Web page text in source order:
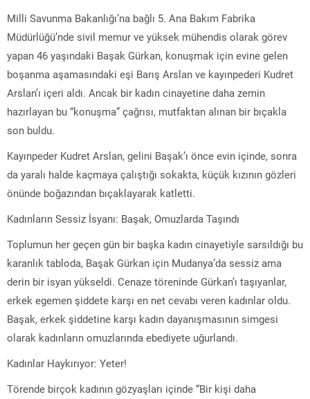
Milli Savunma Bakanlığı’na bağlı 5. Ana Bakım Fabrika
Müdürlüğü’nde sivil memur ve yüksek mühendis olarak görev
yapan 46 yaşındaki Başak Gürkan, konuşmak için evine gelen
boşanma aşamasındaki eşi Barış Arslan ve kayınpederi Kudret
Arslan’ı içeri aldı. Ancak bir kadın cinayetine daha zemin
hazırlayan bu “konuşma” çağrısı, mutfaktan alınan bir bıçakla
son buldu.
Kayınpeder Kudret Arslan, gelini Başak’ı önce evin içinde, sonra
da yaralı halde kaçmaya çalıştığı sokakta, küçük kızının gözleri
önünde boğazından bıçaklayarak katletti.
Kadınların Sessiz İsyanı: Başak, Omuzlarda Taşındı
Toplumun her geçen gün bir başka kadın cinayetiyle sarsıldığı bu
karanlık tabloda, Başak Gürkan için Mudanya’da sessiz ama
derin bir isyan yükseldi. Cenaze töreninde Gürkan’ı taşıyanlar,
erkek egemen şiddete karşı en net cevabı veren kadınlar oldu.
Başak, erkek şiddetine karşı kadın dayanışmasının simgesi
olarak kadınların omuzlarında ebediyete uğurlandı.
Kadınlar Haykırıyor: Yeter!
Törende birçok kadının gözyaşları içinde “Bir kişi daha